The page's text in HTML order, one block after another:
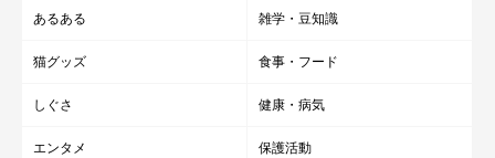
あるある 雑学・豆知識
猫グッズ 食事・フード
しぐさ 健康・病気
エンタメ 保護活動